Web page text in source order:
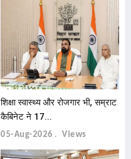
शिक्षा स्वास्थ्य और रोजगार भी, सम्राट
कैबिनेट ने 17...
05-Aug-2026 Views